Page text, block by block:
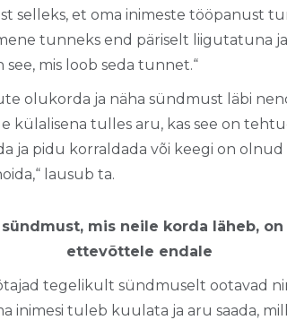
selleks, et oma inimeste tööpanust
tunneks end päriselt liigutatuna
mis loob seda tunnet.“
olukorda ja näha sündmust läbi
külalisena tulles aru, kas see on
ja pidu korraldada või keegi on
lausub ta.
mis neile korda läheb,
ettevõttele endale
tegelikult sündmuselt ootavad
inimesi tuleb kuulata ja aru saada,